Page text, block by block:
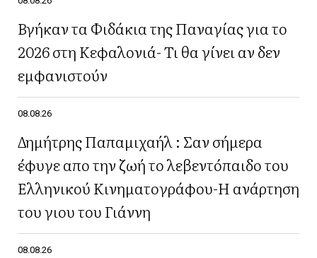
Βγήκαν τα Φιδάκια της Παναγίας για το
2026 στη Κεφαλονιά- Τι θα γίνει αν δεν
εμφανιστούν
08.08.26
Δημήτρης Παπαμιχαήλ : Σαν σήμερα
έφυγε απο την ζωή το λεβεντόπαιδο του
Ελληνικού Κινηματογράφου-Η ανάρτηση
του γιου του Γιάννη
08.08.26